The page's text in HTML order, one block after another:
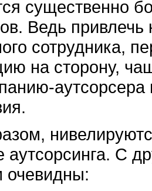
существенно
Ведь привлечь
сотрудника,
на сторону,
аутсорсера
аутсорсинга. С
очевидны: